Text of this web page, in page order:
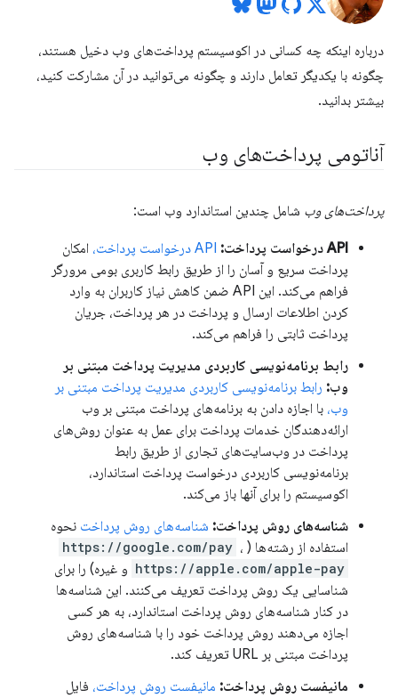
درباره اینکه چه کسانی در اکوسیستم پرداخت‌های وب دخیل هستند،
چگونه با یکدیگر تعامل دارند و چگونه می‌توانید در آن مشارکت کنید،
بیشتر بدانید.
آناتومی پرداخت‌های وب
پرداخت‌های وب شامل چندین استاندارد وب است:
API درخواست پرداخت: API درخواست پرداخت،
امکان
پرداخت سریع و آسان را از طریق رابط کاربری بومی مرورگر
فراهم می‌کند. این API ضمن کاهش نیاز کاربران به وارد
کردن اطلاعات ارسال و پرداخت در هر پرداخت، جریان
پرداخت ثابتی را فراهم می‌کند.
رابط برنامه‌نویسی کاربردی مدیریت پرداخت مبتنی بر
وب: رابط برنامه‌نویسی کاربردی مدیریت پرداخت مبتنی بر
وب، با اجازه دادن به برنامه‌های پرداخت مبتنی بر وب
ارائه‌دهندگان خدمات پرداخت برای عمل به عنوان روش‌های
پرداخت در وب‌سایت‌های تجاری از طریق رابط
برنامه‌نویسی کاربردی درخواست پرداخت استاندارد،
اکوسیستم را برای آنها باز می‌کند.
شناسه‌های روش پرداخت: شناسه‌های روش پرداخت نحوه
استفاده از رشته‌ها (
https://google.com/pay ،
https://apple.com/apple-pay و غیره) را برای
شناسایی یک روش پرداخت تعریف می‌کنند. این شناسه‌ها
در کنار شناسه‌های روش پرداخت استاندارد، به هر کسی
اجازه می‌دهند روش پرداخت خود را با شناسه‌های روش
پرداخت مبتنی بر URL تعریف کند.
مانیفست روش پرداخت: مانیفست روش پرداخت، فایل